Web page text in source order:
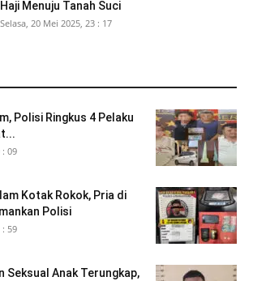
Haji Menuju Tanah Suci
Selasa, 20 Mei 2025, 23 : 17
Polisi Ringkus 4 Pelaku
: 09
Kotak Rokok, Pria di
Polisi
: 59
Seksual Anak Terungkap,